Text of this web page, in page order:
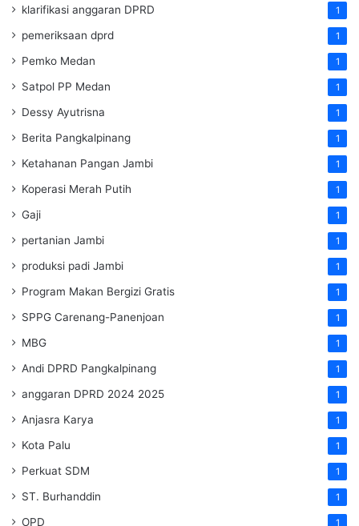
klarifikasi anggaran DPRD 1
pemeriksaan dprd 1
Pemko Medan 1
Satpol PP Medan 1
Dessy Ayutrisna 1
Berita Pangkalpinang 1
Ketahanan Pangan Jambi 1
Koperasi Merah Putih 1
Gaji 1
pertanian Jambi 1
produksi padi Jambi 1
Program Makan Bergizi Gratis 1
SPPG Carenang-Panenjoan 1
MBG 1
Andi DPRD Pangkalpinang 1
anggaran DPRD 2024 2025 1
Anjasra Karya 1
Kota Palu 1
Perkuat SDM 1
ST. Burhanddin 1
OPD 1